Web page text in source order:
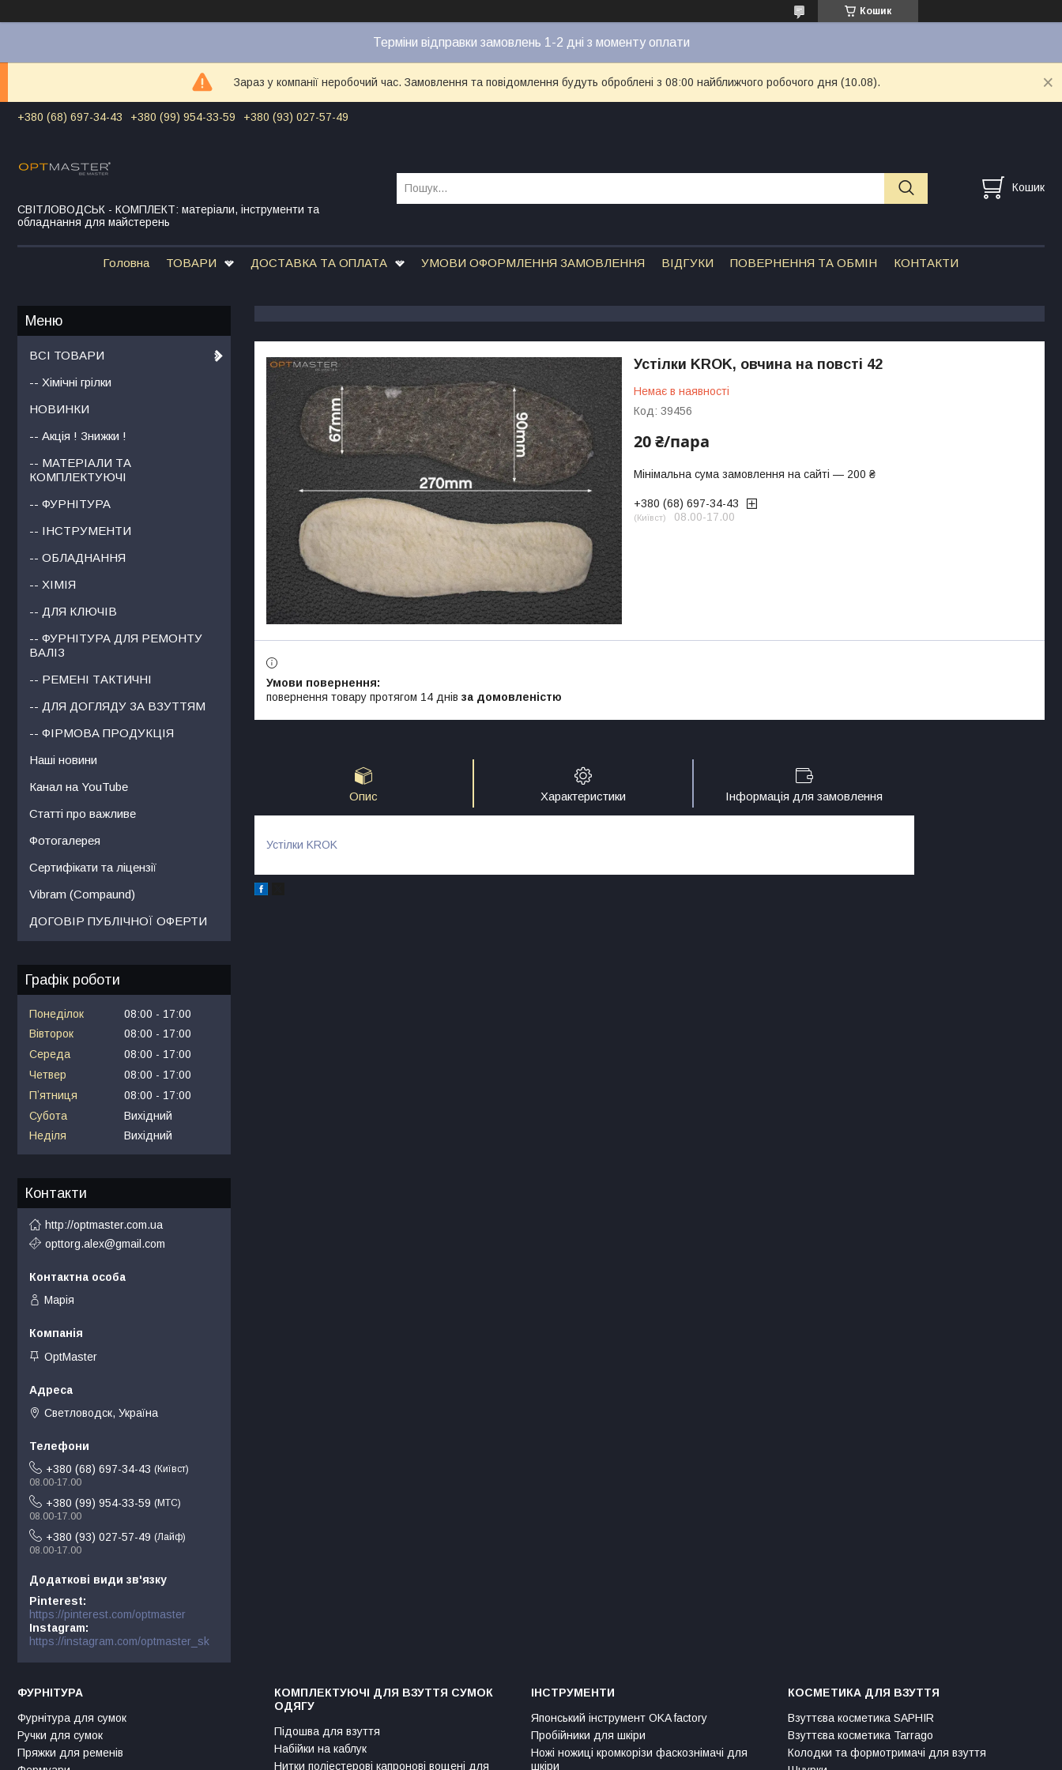
Кошик
Терміни відправки замовлень 1-2 дні з моменту оплати
Зараз у компанії неробочий час. Замовлення та повідомлення будуть оброблені з 08:00 найближчого робочого дня (10.08).
+380 (68) 697-34-43 +380 (99) 954-33-59 +380 (93) 027-57-49
СВІТЛОВОДСЬК - КОМПЛЕКТ: матеріали, інструменти та
обладнання для майстерень
Кошик
Головна ТОВАРИ ДОСТАВКА ТА ОПЛАТА УМОВИ ОФОРМЛЕННЯ ЗАМОВЛЕННЯ ВІДГУКИ ПОВЕРНЕННЯ ТА ОБМІН КОНТАКТИ
Устілки KROK, овчина на повсті 42
Немає в наявності
Код: 39456
20 ₴/пара
Мінімальна сума замовлення на сайті — 200 ₴
+380 (68) 697-34-43
Київст 08.00-17.00
повернення товару протягом 14 днів за домовленістю
Опис Характеристики Інформація для замовлення
Устілки KROK
ВСІ ТОВАРИ
-- Хімічні грілки
НОВИНКИ
-- Акція ! Знижки !
-- МАТЕРІАЛИ ТА
КОМПЛЕКТУЮЧІ
-- ФУРНІТУРА
-- ІНСТРУМЕНТИ
-- ОБЛАДНАННЯ
-- ХІМІЯ
-- ДЛЯ КЛЮЧІВ
-- ФУРНІТУРА ДЛЯ РЕМОНТУ
ВАЛІЗ
-- РЕМЕНІ ТАКТИЧНІ
-- ДЛЯ ДОГЛЯДУ ЗА ВЗУТТЯМ
-- ФІРМОВА ПРОДУКЦІЯ
Наші новини
Канал на YouTube
Статті про важливе
Фотогалерея
Сертифікати та ліцензії
Vibram (Compaund)
ДОГОВІР ПУБЛІЧНОЇ ОФЕРТИ
Графік роботи
Понеділок 08:00
17:00
Вівторок
08:00
17:00
Середа
08:00
17:00
Четвер
08:00
17:00
Пʼятниця
08:00
17:00
Субота
Вихідний
Неділя
Вихідний
Контакти
http://optmaster.com.ua
opttorg.alex@gmail.com
Марія
OptMaster
Светловодск, Україна
+380 (68) 697-34-43
Київст
08.00-17.00
+380 (99) 954-33-59
МТС
08.00-17.00
+380 (93) 027-57-49
Лайф
08.00-17.00
Pinterest
https://pinterest.com/optmaster
Instagram
https://instagram.com/optmaster_sk
ФУРНІТУРА
Фурнітура для сумок
Ручки для сумок
Пряжки для ременів
КОМПЛЕКТУЮЧІ ДЛЯ ВЗУТТЯ СУМОК
ОДЯГУ
Підошва для взуття
Набійки на каблук
Нитки поліестерові капронові вощені для
ІНСТРУМЕНТИ
Японський інструмент OKA factory
Пробійники для шкіри
Ножі ножиці кромкорізи фаскознімачі для
шкіри
КОСМЕТИКА ДЛЯ ВЗУТТЯ
Взуттєва косметика SAPHIR
Взуттєва косметика Tarrago
Колодки та формотримачі для взуття